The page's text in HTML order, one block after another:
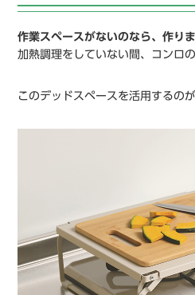
作業スペースがないのなら、作りま
加熱調理をしていない間、コンロ
このデッドスペースを活用するの